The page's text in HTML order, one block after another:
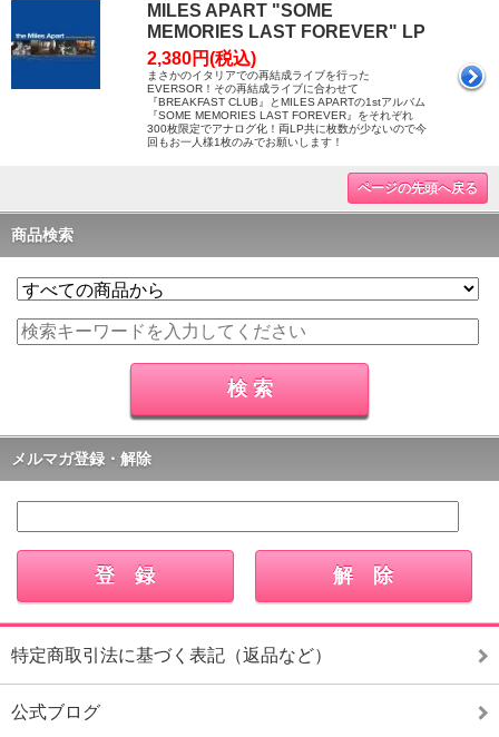
MILES APART "SOME
MEMORIES LAST FOREVER" LP
2,380円(税込)
まさかのイタリアでの再結成ライブを行った
EVERSOR！その再結成ライブに合わせて
『BREAKFAST CLUB』とMILES APARTの1stアルバム
『SOME MEMORIES LAST FOREVER』をそれぞれ
300枚限定でアナログ化！両LP共に枚数が少ないので今
回もお一人様1枚のみでお願いします！
ページの先頭へ戻る
商品検索
メルマガ登録・解除
特定商取引法に基づく表記（返品など）
公式ブログ